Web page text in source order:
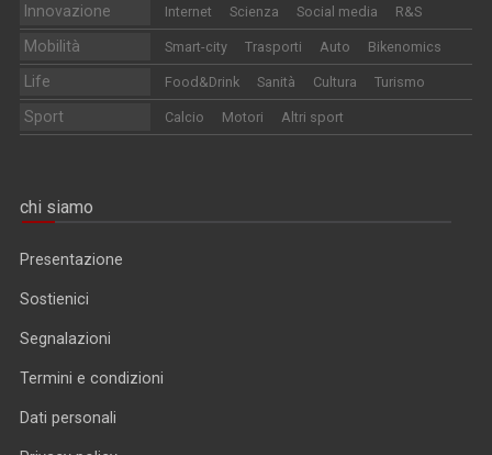
Innovazione Internet Scienza Social media R&S
Mobilità Smart-city Trasporti Auto Bikenomics
Life Food&Drink Sanità Cultura Turismo
Sport Calcio Motori Altri sport
chi siamo
Presentazione
Sostienici
Segnalazioni
Termini e condizioni
Dati personali